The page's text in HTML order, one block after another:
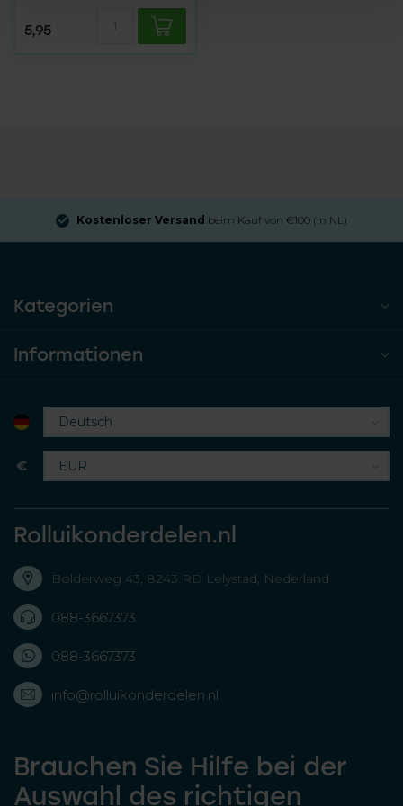
5,95
Kostenloser Versand beim Kauf von €100 (in NL)
Kategorien
Informationen
€
Rolluikonderdelen.nl
Bolderweg 43, 8243 RD Lelystad, Nederland
088-3667373
088-3667373
info@rolluikonderdelen.nl
Brauchen Sie Hilfe bei der
Auswahl des richtigen